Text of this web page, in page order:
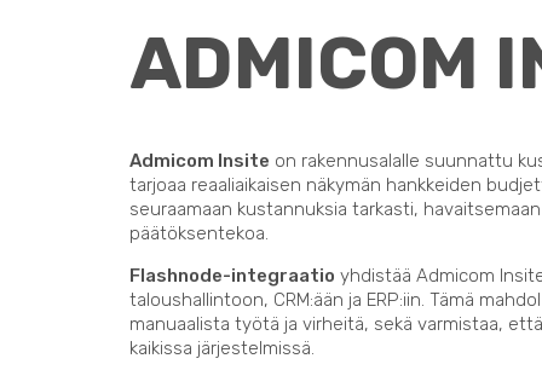
ADMICOM
Admicom Insite on rakennusalalle suunnattu
tarjoaa reaaliaikaisen näkymän hankkeiden
seuraamaan kustannuksia tarkasti,
päätöksentekoa.
Flashnode-integraatio yhdistää Admicom
taloushallintoon, CRM:ään ja ERP:iin. Tämä
manuaalista työtä ja virheitä, sekä varmistaa,
kaikissa järjestelmissä.